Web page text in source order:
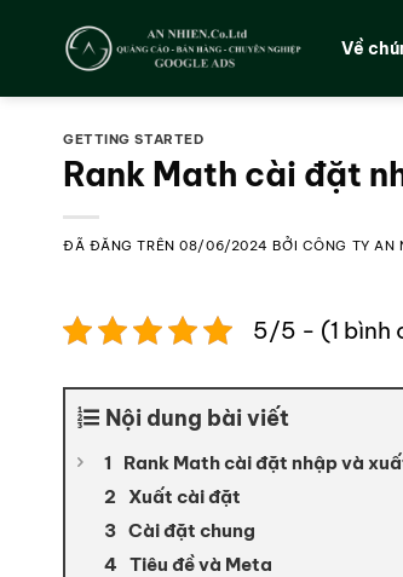
dung
Về
GETTING STARTED
Rank Math cài đặt
ĐÃ ĐĂNG TRÊN08/06/2024 BỞI CÔNG TY AN
5/5 - (1 bình
Nội dung bài viết
Rank Math cài đặt nhập và
Xuất cài đặt
Cài đặt chung
Tiêu đề và Meta